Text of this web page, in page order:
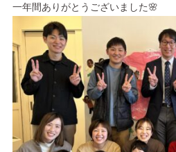
一年間ありがとうございました🌸